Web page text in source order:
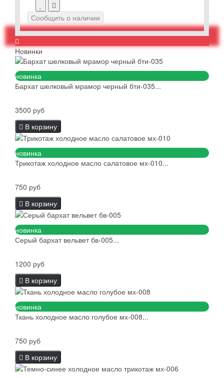
Сообщить о наличии
Новинки
новинка
Бархат шелковый мрамор черный бти-035...
3500 руб
В корзину
новинка
Трикотаж холодное масло салатовое мх-010...
750 руб
В корзину
новинка
Серый бархат вельвет бв-005...
1200 руб
В корзину
новинка
Ткань холодное масло голубое мх-008...
750 руб
В корзину